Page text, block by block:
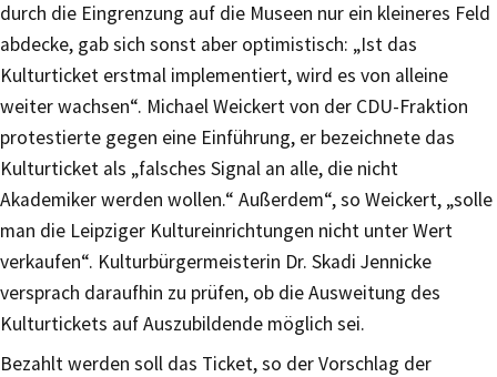
durch die Eingrenzung auf die Museen nur ein kleineres Feld
abdecke, gab sich sonst aber optimistisch: „Ist das
Kulturticket erstmal implementiert, wird es von alleine
weiter wachsen“. Michael Weickert von der CDU-Fraktion
protestierte gegen eine Einführung, er bezeichnete das
Kulturticket als „falsches Signal an alle, die nicht
Akademiker werden wollen.“ Außerdem“, so Weickert, „solle
man die Leipziger Kultureinrichtungen nicht unter Wert
verkaufen“. Kulturbürgermeisterin Dr. Skadi Jennicke
versprach daraufhin zu prüfen, ob die Ausweitung des
Kulturtickets auf Auszubildende möglich sei.
Bezahlt werden soll das Ticket, so der Vorschlag der